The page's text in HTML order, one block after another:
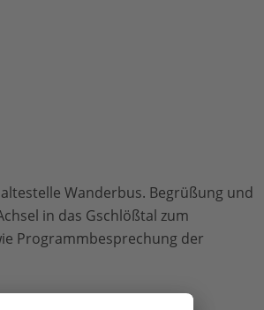
Wanderbus. Begrüßung und
in das Gschlößtal zum
Programmbesprechung der